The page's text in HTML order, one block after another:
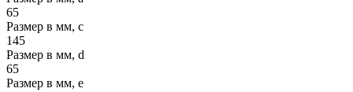
65
Размер в мм, с
145
Размер в мм, d
65
Размер в мм, е